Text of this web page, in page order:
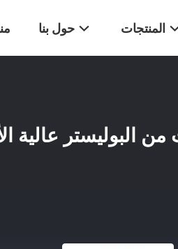
حول بنا المنتجات
من البوليستر عالية